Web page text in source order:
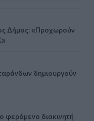
Δήμας: «Προχωρούν
δημιουργούν
φερόμενο διακινητή